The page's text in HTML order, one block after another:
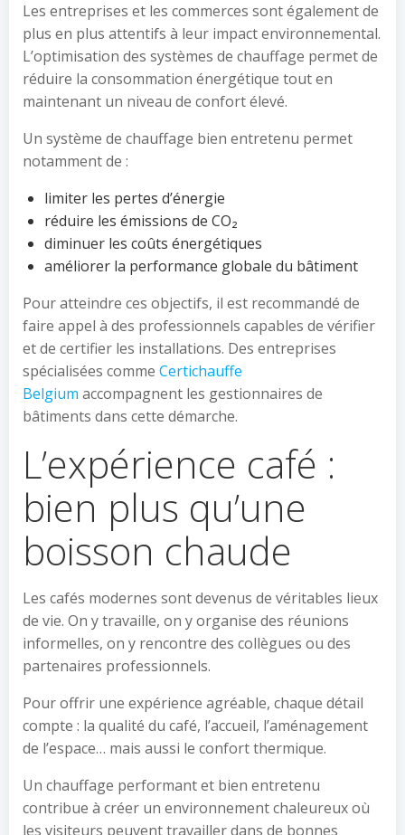
Les entreprises et les commerces sont également de
plus en plus attentifs à leur impact environnemental.
L’optimisation des systèmes de chauffage permet de
réduire la consommation énergétique tout en
maintenant un niveau de confort élevé.
Un système de chauffage bien entretenu permet
notamment de :
limiter les pertes d’énergie
réduire les émissions de CO₂
diminuer les coûts énergétiques
améliorer la performance globale du bâtiment
Pour atteindre ces objectifs, il est recommandé de
faire appel à des professionnels capables de vérifier
et de certifier les installations. Des entreprises
spécialisées comme Certichauffe
Belgium accompagnent les gestionnaires de
bâtiments dans cette démarche.
L’expérience café :
bien plus qu’une
boisson chaude
Les cafés modernes sont devenus de véritables lieux
de vie. On y travaille, on y organise des réunions
informelles, on y rencontre des collègues ou des
partenaires professionnels.
Pour offrir une expérience agréable, chaque détail
compte : la qualité du café, l’accueil, l’aménagement
de l’espace… mais aussi le confort thermique.
Un chauffage performant et bien entretenu
contribue à créer un environnement chaleureux où
les visiteurs peuvent travailler dans de bonnes